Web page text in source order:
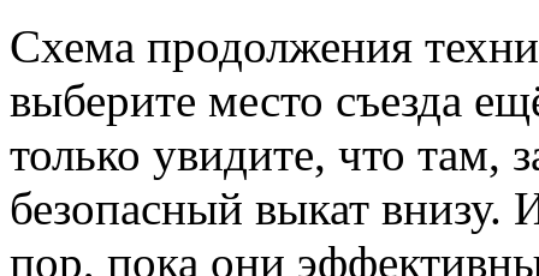
Схема продолжения
выберите место съезда
только увидите, что там,
безопасный выкат внизу.
пор, пока они